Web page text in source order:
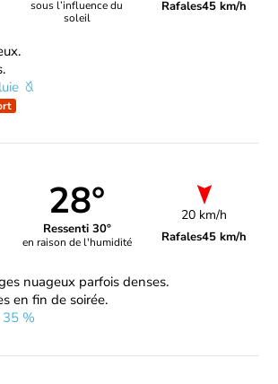
sous l’influence du
soleil
Rafales45 km/h
28°
Ressenti 30°
en raison de l'humidité
20 km/h
Rafales45 km/h
nuageux parfois denses.
en fin de soirée.
35 %